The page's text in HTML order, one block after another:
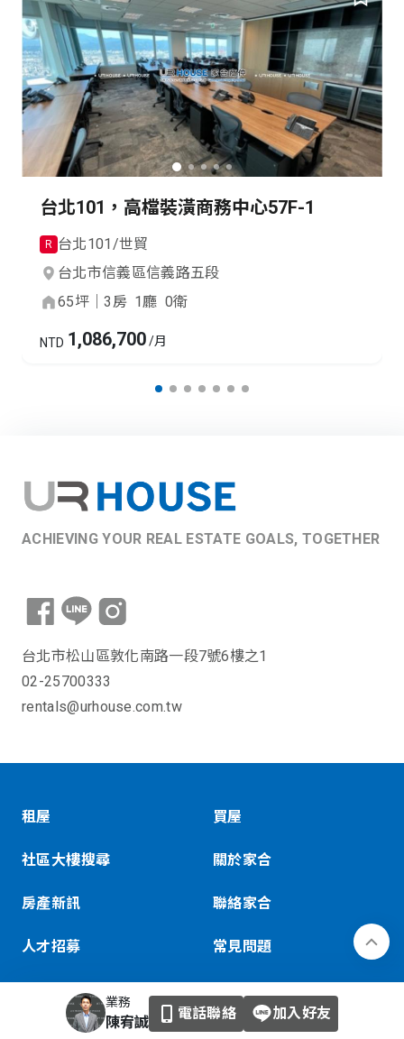
台北101，高檔裝潢商務中心57F-1
R 台北101/世貿
台北市信義區信義路五段
65坪｜3 房 1廳 0衛
NTD 1,086,700/月
業務
陳宥誠
電話聯絡 加入好友
ACHIEVING YOUR REAL ESTATE GOALS, TOGETHER
台北市松山區敦化南路一段7號6樓之1
02-25700333
rentals@urhouse.com.tw
租屋 買屋
社區大樓搜尋 關於家合
房產新訊 聯絡家合
人才招募 常見問題
隱私權政策